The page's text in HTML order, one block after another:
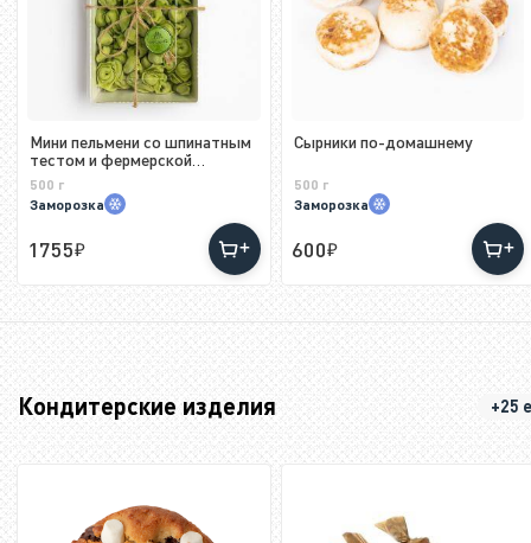
Мини пельмени со шпинатным
тестом и фермерской
индейкой
500 г
Заморозка
1755
Сырники по-домашнему
500 г
Заморозка
600
Кондитерские изделия +25